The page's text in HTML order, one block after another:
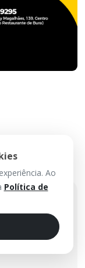
Ao
Política de